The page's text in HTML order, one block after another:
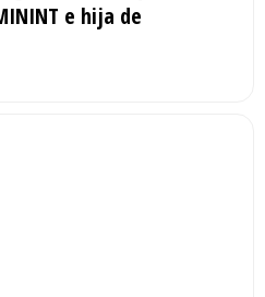
e hija de